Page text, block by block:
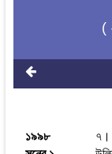
(
১৯৯৮
৭।